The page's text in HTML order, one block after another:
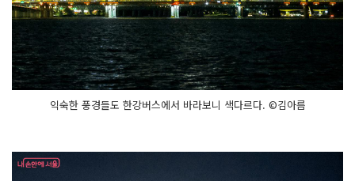
익숙한 풍경들도 한강버스에서 바라보니 색다르다. ©김아름